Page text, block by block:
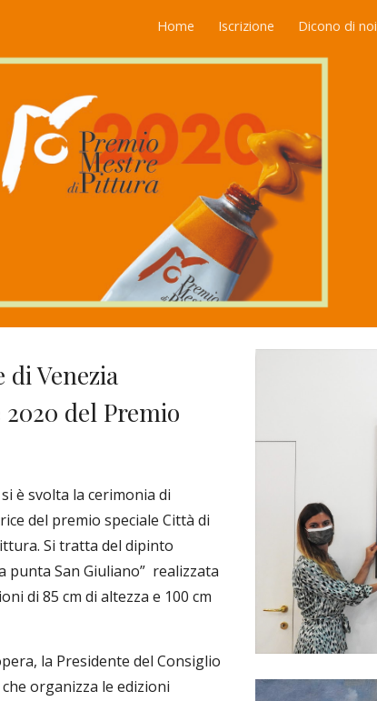
Skip to navigation
Home Iscrizione Dicono di noi
Venezia
del Premio
è svolta la cerimonia di
del premio speciale Città di
Si tratta del dipinto
punta San Giuliano”  realizzata
di 85 cm di altezza e 100 cm
la Presidente del Consiglio
organizza le edizioni